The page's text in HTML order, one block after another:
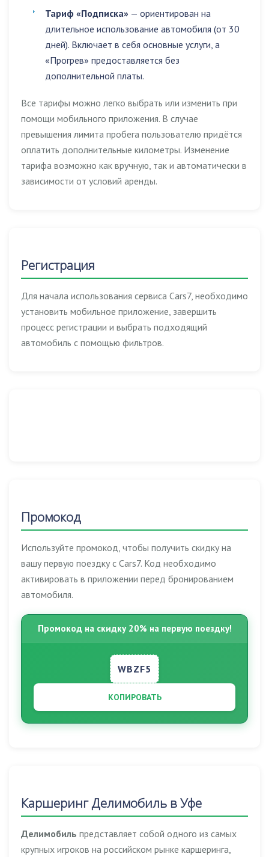
Тариф «Подписка» — ориентирован на
длительное использование автомобиля (от 30
дней). Включает в себя основные услуги, а
«Прогрев» предоставляется без
дополнительной платы.
Все тарифы можно легко выбрать или изменить при
помощи мобильного приложения. В случае
превышения лимита пробега пользователю придётся
оплатить дополнительные километры. Изменение
тарифа возможно как вручную, так и автоматически в
зависимости от условий аренды.
Регистрация
Для начала использования сервиса Cars7, необходимо
установить мобильное приложение, завершить
процесс регистрации и выбрать подходящий
автомобиль с помощью фильтров.
Промокод
Используйте промокод, чтобы получить скидку на
вашу первую поездку с Cars7. Код необходимо
активировать в приложении перед бронированием
автомобиля.
Промокод на скидку 20% на первую поездку!
WBZF5
КОПИРОВАТЬ
Каршеринг Делимобиль в Уфе
Делимобиль представляет собой одного из самых
крупных игроков на российском рынке каршеринга,